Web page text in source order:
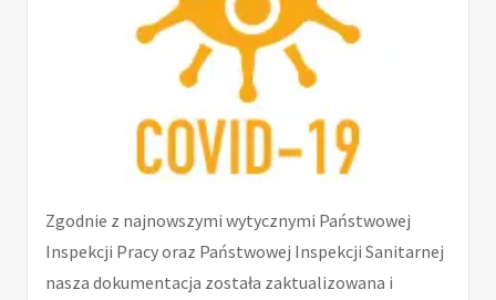
Zgodnie z najnowszymi wytycznymi Państwowej
Inspekcji Pracy oraz Państwowej Inspekcji Sanitarnej
nasza dokumentacja została zaktualizowana i